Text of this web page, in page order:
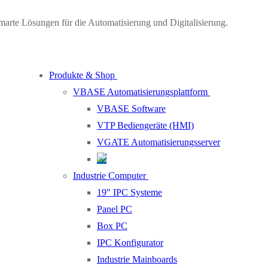
Lösungen für die Automatisierung und Digitalisierung.
Produkte & Shop
VBASE Automatisierungsplattform
VBASE Software
VTP Bediengeräte (HMI)
VGATE Automatisierungsserver
Industrie Computer
19″ IPC Systeme
Panel PC
Box PC
IPC Konfigurator
Industrie Mainboards